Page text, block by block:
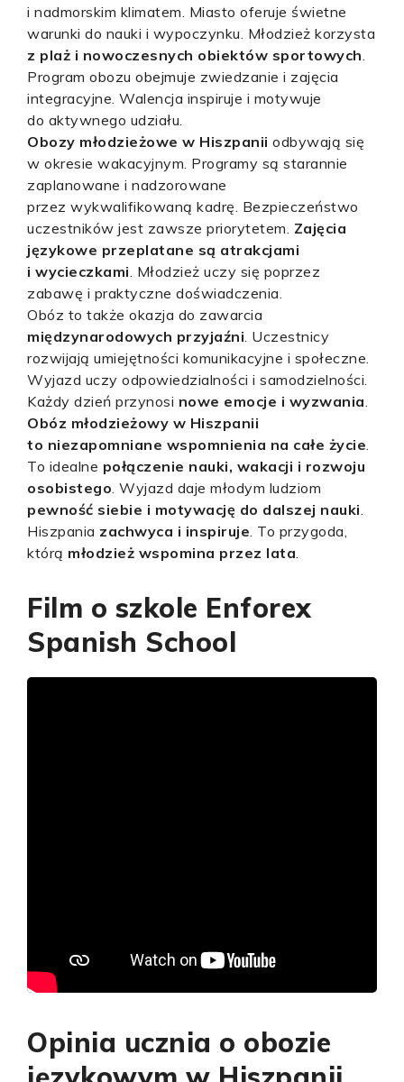
i nadmorskim klimatem. Miasto oferuje świetne
warunki do nauki i wypoczynku. Młodzież korzysta
z plaż i nowoczesnych obiektów sportowych.
Program obozu obejmuje zwiedzanie i zajęcia
integracyjne. Walencja inspiruje i motywuje
do aktywnego udziału.
Obozy młodzieżowe w Hiszpanii odbywają się
w okresie wakacyjnym. Programy są starannie
zaplanowane i nadzorowane
przez wykwalifikowaną kadrę. Bezpieczeństwo
uczestników jest zawsze priorytetem. Zajęcia
językowe przeplatane są atrakcjami
i wycieczkami. Młodzież uczy się poprzez
zabawę i praktyczne doświadczenia.
Obóz to także okazja do zawarcia
międzynarodowych przyjaźni. Uczestnicy
rozwijają umiejętności komunikacyjne i społeczne.
Wyjazd uczy odpowiedzialności i samodzielności.
Każdy dzień przynosi nowe emocje i wyzwania.
Obóz młodzieżowy w Hiszpanii
to niezapomniane wspomnienia na całe życie.
To idealne połączenie nauki, wakacji i rozwoju
osobistego. Wyjazd daje młodym ludziom
pewność siebie i motywację do dalszej nauki.
Hiszpania zachwyca i inspiruje. To przygoda,
którą młodzież wspomina przez lata.
Film o szkole Enforex
Spanish School
Opinia ucznia o obozie